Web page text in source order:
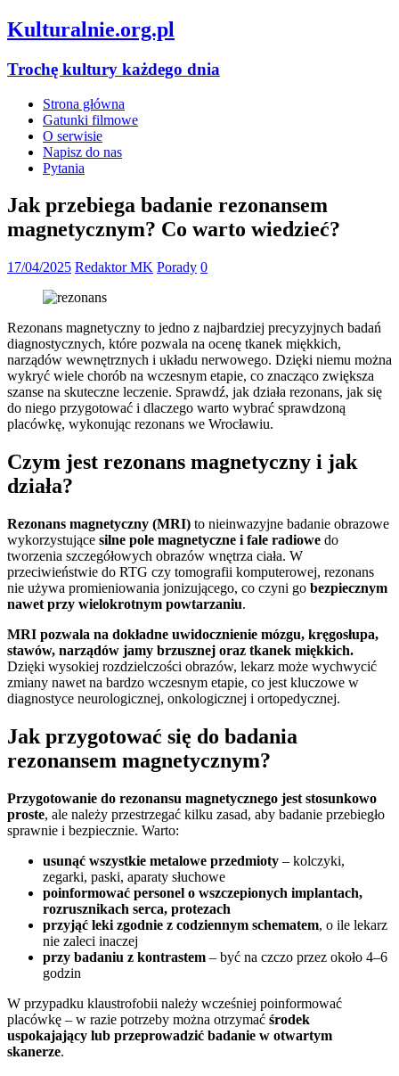
Kulturalnie.org.pl
Trochę kultury każdego dnia
Strona główna
Gatunki filmowe
O serwisie
Napisz do nas
Pytania
Jak przebiega badanie rezonansem
magnetycznym? Co warto wiedzieć?
17/04/2025 Redaktor MK Porady 0
Rezonans magnetyczny to jedno z najbardziej precyzyjnych badań
diagnostycznych, które pozwala na ocenę tkanek miękkich,
narządów wewnętrznych i układu nerwowego. Dzięki niemu można
wykryć wiele chorób na wczesnym etapie, co znacząco zwiększa
szanse na skuteczne leczenie. Sprawdź, jak działa rezonans, jak się
do niego przygotować i dlaczego warto wybrać sprawdzoną
placówkę, wykonując rezonans we Wrocławiu.
Czym jest rezonans magnetyczny i jak
działa?
Rezonans magnetyczny (MRI) to nieinwazyjne badanie obrazowe
wykorzystujące silne pole magnetyczne i fale radiowe do
tworzenia szczegółowych obrazów wnętrza ciała. W
przeciwieństwie do RTG czy tomografii komputerowej, rezonans
nie używa promieniowania jonizującego, co czyni go bezpiecznym
nawet przy wielokrotnym powtarzaniu.
MRI pozwala na dokładne uwidocznienie mózgu, kręgosłupa,
stawów, narządów jamy brzusznej oraz tkanek miękkich.
Dzięki wysokiej rozdzielczości obrazów, lekarz może wychwycić
zmiany nawet na bardzo wczesnym etapie, co jest kluczowe w
diagnostyce neurologicznej, onkologicznej i ortopedycznej.
Jak przygotować się do badania
rezonansem magnetycznym?
Przygotowanie do rezonansu magnetycznego jest stosunkowo
proste, ale należy przestrzegać kilku zasad, aby badanie przebiegło
sprawnie i bezpiecznie. Warto:
usunąć wszystkie metalowe przedmioty – kolczyki,
zegarki, paski, aparaty słuchowe
poinformować personel o wszczepionych implantach,
rozrusznikach serca, protezach
przyjąć leki zgodnie z codziennym schematem, o ile lekarz
nie zaleci inaczej
przy badaniu z kontrastem – być na czczo przez około 4–6
godzin
W przypadku klaustrofobii należy wcześniej poinformować
placówkę – w razie potrzeby można otrzymać środek
uspokajający lub przeprowadzić badanie w otwartym
skanerze.